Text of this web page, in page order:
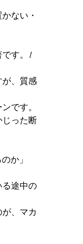
ない・
す。1
が、質感
です。
った断
か」
途中の
、マカ